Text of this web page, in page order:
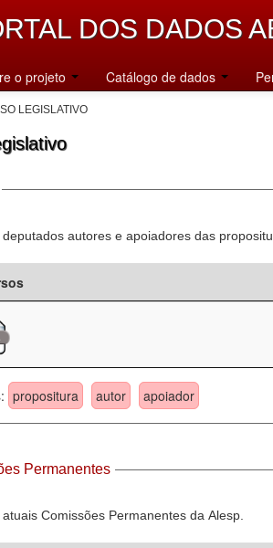
DOS DADOS
o projeto Catálogo de dados
LEGISLATIVO
deputados autores e apoiadores das
propositura autor apoiador
Permanentes
Comissões Permanentes da Alesp.